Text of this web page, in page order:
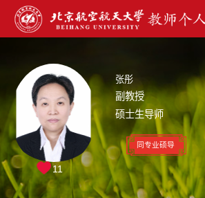
张彤
副教授
硕士生导师
同专业硕导
11